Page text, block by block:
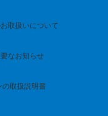
取扱いについて
なお知らせ
の取扱説明書